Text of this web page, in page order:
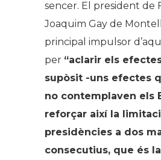
sencer. El president de
Joaquim Gay de
principal impulsor
per “aclarir els
supòsit -uns efectes
no contemplaven els
reforçar així la
presidències a dos
consecutius, que és